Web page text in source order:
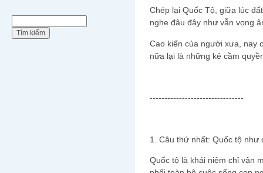
Chép lại Quốc Tộ, giữa lúc
nghe đâu đây như vẫn vọng
Cao kiến của người xưa, nay
nữa lại là những kẻ cầm
--------------------------------
1. Câu thứ nhất: Quốc tộ như
Quốc tộ là khái niệm chỉ vận